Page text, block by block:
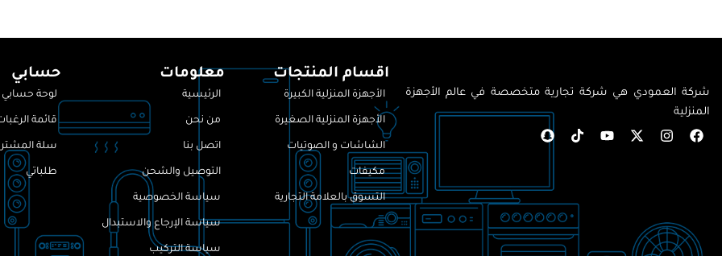
شركة العمودي هي شركة تجارية متخصصة في عالم الأجهزة
المنزلية
اقسام المنتجات
الأجهزة المنزلية الكبيرة
الأجهزة المنزلية الصغيرة
الشاشات و الصوتيات
مكيفات
التسوق بالعلامة التجارية
معلومات
الرئيسية
من نحن
اتصل بنا
التوصيل والشحن
سياسة الخصوصية
سياسة الإرجاع والاستبدال
سياسة التركيب
حسابي
لوحة حسابي
قائمة
سلة
طلباتي